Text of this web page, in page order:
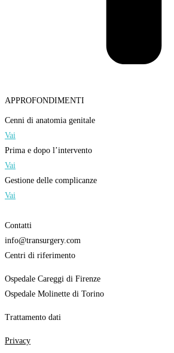
APPROFONDIMENTI
Cenni di anatomia genitale
Vai
Prima e dopo l’intervento
Vai
Gestione delle complicanze
Vai
Contatti
info@transurgery.com
Centri di riferimento
Ospedale Careggi di Firenze
Ospedale Molinette di Torino
Trattamento dati
Privacy